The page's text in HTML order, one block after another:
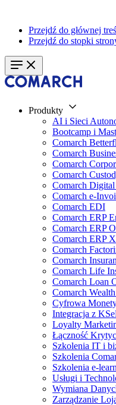
Przejdź do głównej
Przejdź do stopki
Produkty
AI i Sieci
Bootcamp i
Comarch
Comarch
Comarch
Comarch
Comarch Digital
Comarch e-
Comarch EDI
Comarch ERP
Comarch ERP
Comarch ERP
Comarch
Comarch
Comarch Life
Comarch Loan
Comarch
Cyfrowa
Integracja z
Loyalty
Łączność
Szkolenia IT i
Szkolenia
Szkolenia e-
Usługi i
Wymiana
Zarządzanie